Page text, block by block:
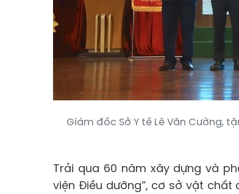
Giám đốc Sở Y tế Lê Văn Cường,
Trải qua 60 năm xây dựng và
viện Điều dưỡng”, cơ sở vật chất